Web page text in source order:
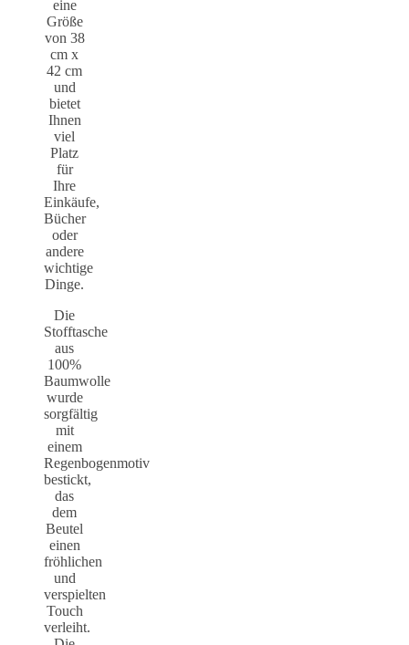
eine
Größe
von 38
cm x
42 cm
und
bietet
Ihnen
viel
Platz
für
Ihre
Einkäufe,
Bücher
oder
andere
wichtige
Dinge.
Die
Stofftasche
aus
100%
Baumwolle
wurde
sorgfältig
mit
einem
Regenbogenmotiv
bestickt,
das
dem
Beutel
einen
fröhlichen
und
verspielten
Touch
verleiht.